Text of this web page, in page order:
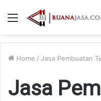
Menu
Home / Jasa Pembuatan
Jasa